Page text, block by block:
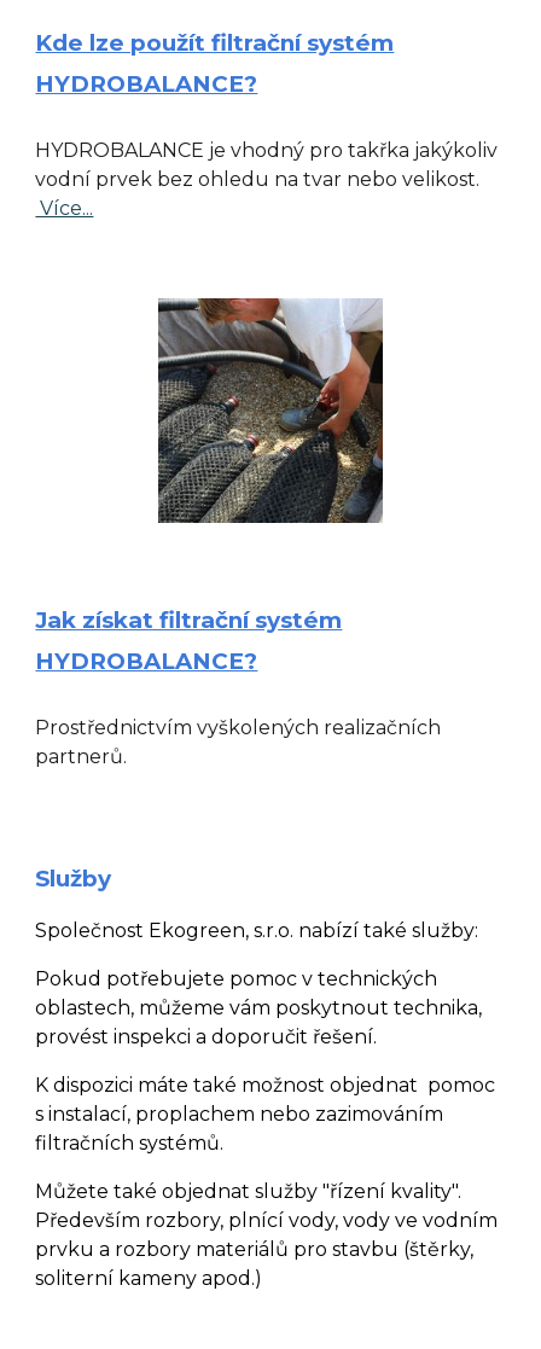
Kde lze použít filtrační systém
HYDROBALANCE?
HYDROBALANCE je vhodný pro takřka jakýkoliv
vodní prvek bez ohledu na tvar nebo velikost.
Více...
Jak získat filtrační systém
HYDROBALANCE?
Prostřednictvím vyškolených realizačních
partnerů.
Služby
Společnost Ekogreen, s.r.o. nabízí také služby:
Pokud potřebujete pomoc v technických
oblastech, můžeme vám poskytnout technika,
provést inspekci a doporučit řešení.
K dispozici máte také možnost objednat pomoc
s instalací, proplachem nebo zazimováním
filtračních systémů.
Můžete také objednat služby "řízení kvality".
Především rozbory, plnící vody, vody ve vodním
prvku a rozbory materiálů pro stavbu (štěrky,
soliterní kameny apod.)